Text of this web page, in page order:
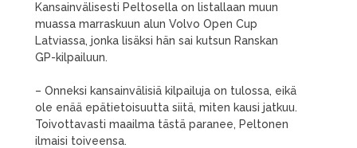
Kansainvälisesti Peltosella on listallaan muun
muassa marraskuun alun Volvo Open Cup
Latviassa, jonka lisäksi hän sai kutsun Ranskan
GP-kilpailuun.
– Onneksi kansainvälisiä kilpailuja on tulossa, eikä
ole enää epätietoisuutta siitä, miten kausi jatkuu.
Toivottavasti maailma tästä paranee, Peltonen
ilmaisi toiveensa.